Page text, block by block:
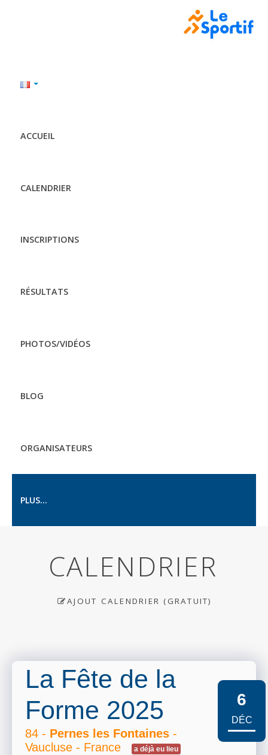
ACCUEIL
CALENDRIER
INSCRIPTIONS
RÉSULTATS
PHOTOS/VIDÉOS
BLOG
ORGANISATEURS
PLUS...
CALENDRIER
AJOUT CALENDRIER (GRATUIT)
La Fête de la
Forme 2025
84 - Pernes les Fontaines -
Vaucluse - France
a déjà eu lieu
6
DÉC